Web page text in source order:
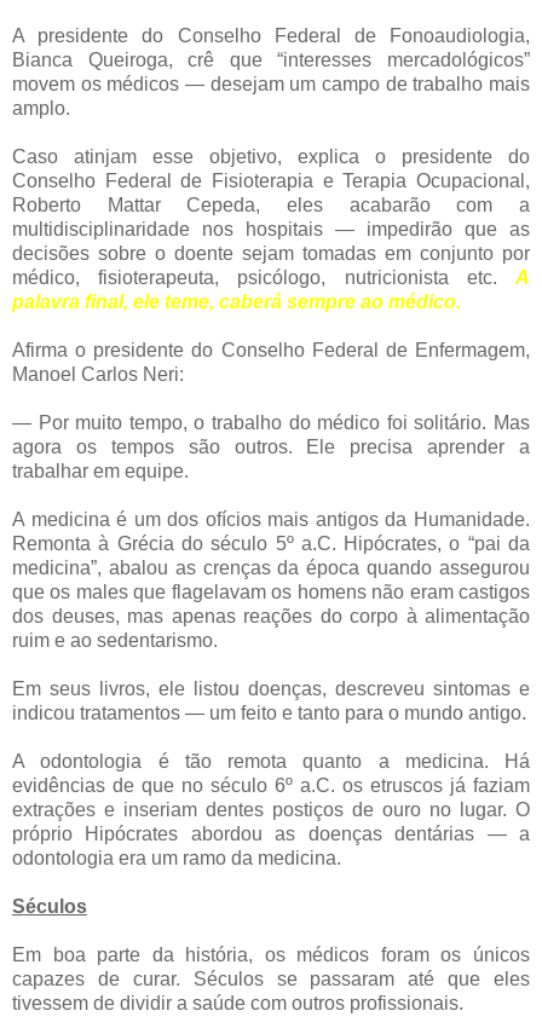
A presidente do Conselho Federal de Fonoaudiologia,
Bianca Queiroga, crê que “interesses mercadológicos”
movem os médicos — desejam um campo de trabalho mais
amplo.
Caso atinjam esse objetivo, explica o presidente do
Conselho Federal de Fisioterapia e Terapia Ocupacional,
Roberto Mattar Cepeda, eles acabarão com a
multidisciplinaridade nos hospitais — impedirão que as
decisões sobre o doente sejam tomadas em conjunto por
médico, fisioterapeuta, psicólogo, nutricionista etc. A
palavra final, ele teme, caberá sempre ao médico.
Afirma o presidente do Conselho Federal de Enfermagem,
Manoel Carlos Neri:
— Por muito tempo, o trabalho do médico foi solitário. Mas
agora os tempos são outros. Ele precisa aprender a
trabalhar em equipe.
A medicina é um dos ofícios mais antigos da Humanidade.
Remonta à Grécia do século 5º a.C. Hipócrates, o “pai da
medicina”, abalou as crenças da época quando assegurou
que os males que flagelavam os homens não eram castigos
dos deuses, mas apenas reações do corpo à alimentação
ruim e ao sedentarismo.
Em seus livros, ele listou doenças, descreveu sintomas e
indicou tratamentos — um feito e tanto para o mundo antigo.
A odontologia é tão remota quanto a medicina. Há
evidências de que no século 6º a.C. os etruscos já faziam
extrações e inseriam dentes postiços de ouro no lugar. O
próprio Hipócrates abordou as doenças dentárias — a
odontologia era um ramo da medicina.
Séculos
Em boa parte da história, os médicos foram os únicos
capazes de curar. Séculos se passaram até que eles
tivessem de dividir a saúde com outros profissionais.